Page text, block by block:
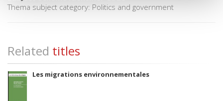
Thema subject category: Politics and government
Related titles
Les migrations environnementales